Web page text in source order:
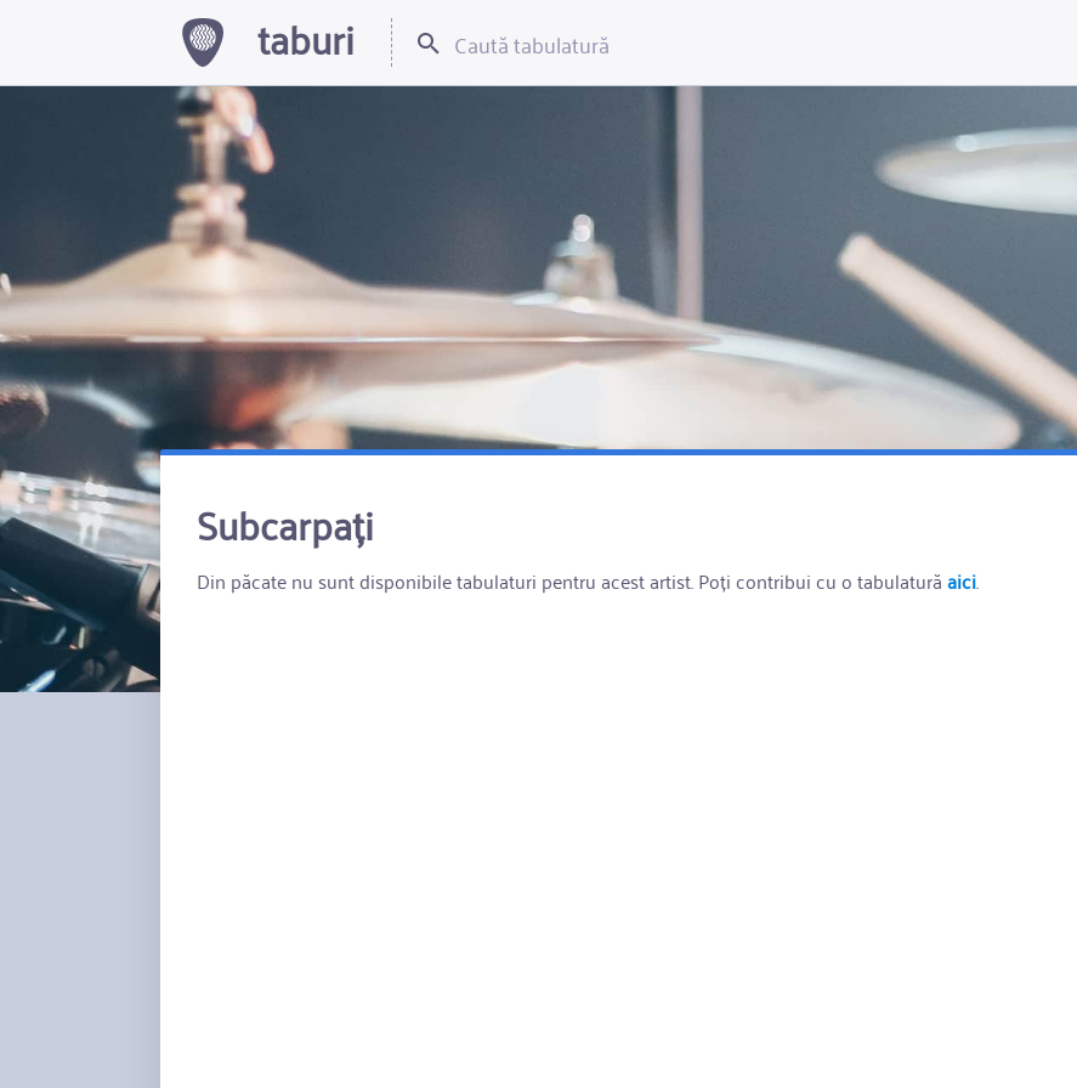
taburi
Subcarpați
Din păcate nu sunt disponibile tabulaturi pentru acest artist. Poți contribui cu o tabulaturăaici.